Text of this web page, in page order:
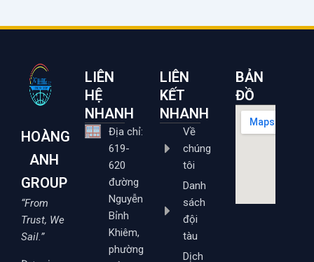
HOÀNG
ANH
GROUP
“From
Trust, We
Sail.”
LIÊN
HỆ
NHANH
Địa chỉ:
619-
620
đường
Nguyễn
Bỉnh
Khiêm,
phường
LIÊN
KẾT
NHANH
Về
chúng
tôi
Danh
sách
đội
tàu
Dịch
BẢN
ĐỒ